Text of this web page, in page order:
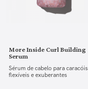
More Inside Curl Building
Serum
Sérum de cabelo para caracóis
flexíveis e exuberantes